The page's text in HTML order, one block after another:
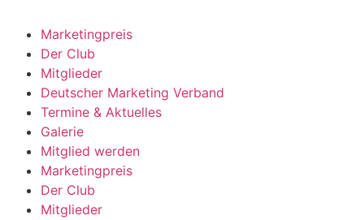
Marketingpreis
Der Club
Mitglieder
Deutscher Marketing Verband
Termine & Aktuelles
Galerie
Mitglied werden
Marketingpreis
Der Club
Mitglieder